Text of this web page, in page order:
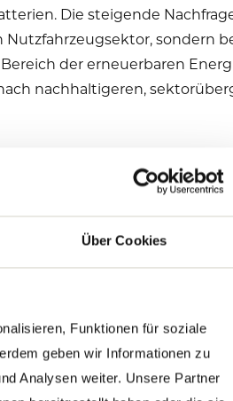
Über Cookies
Funktionen für soziale
geben wir Informationen zu
Analysen weiter. Unsere Partner
Die steigende
sondern
der erneuerbaren
nachhaltigeren,
kollektive Anstrengungen
Zusammenarbeit dazu
erfordert nachhaltige
auf die Umwelt und die
Abfall und
Fußabdruck. Drittens
wenn die
betont,